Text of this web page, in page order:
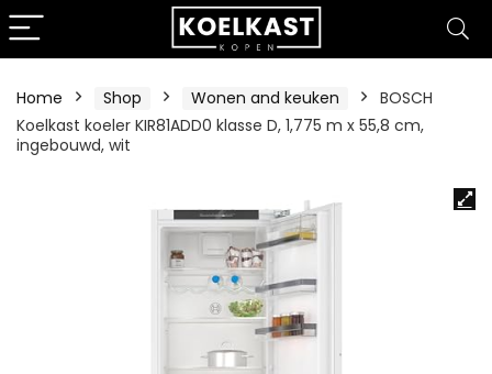
Home Shop Wonen and keuken
BOSCH
Koelkast koeler KIR81ADD0 klasse D, 1,775 m x 55,8 cm,
ingebouwd, wit